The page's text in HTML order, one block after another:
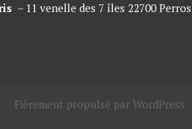
– 11 venelle des 7 îles 22700
Fièrement propulsé par WordPress